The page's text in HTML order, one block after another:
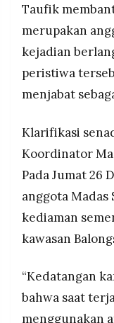
Taufik
merupakan
kejadian
peristiwa
menjabat
Klarifikasi
Koordinator
Pada Jumat 26
anggota Madas
kediaman
kawasan
“Kedatangan
bahwa saat
menggunakan